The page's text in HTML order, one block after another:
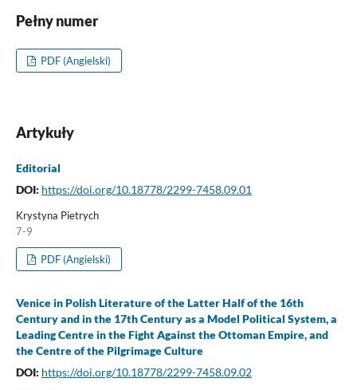
Pełny numer
PDF (Angielski)
Artykuły
Editorial
DOI: https://doi.org/10.18778/2299-7458.09.01
Krystyna Pietrych
7-9
PDF (Angielski)
Venice in Polish Literature of the Latter Half of the 16th
Century and in the 17th Century as a Model Political System, a
Leading Centre in the Fight Against the Ottoman Empire, and
the Centre of the Pilgrimage Culture
DOI: https://doi.org/10.18778/2299-7458.09.02